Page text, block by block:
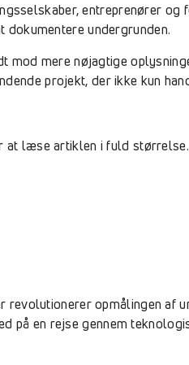
entreprenører
undergrunden.
mere nøjagtige
projekt, der ikke kun
læse artiklen i fuld
revolutionerer opmålingen af
en rejse gennem